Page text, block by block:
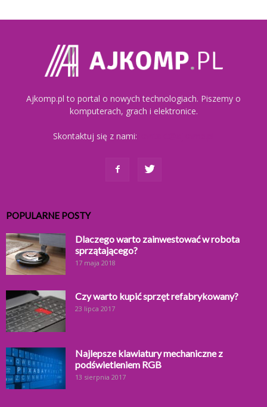
Ajkomp.pl to portal o nowych technologiach. Piszemy o
komputerach, grach i elektronice.
Skontaktuj się z nami:
POPULARNE POSTY
Dlaczego warto zainwestować w robota
sprzątającego?
17 maja 2018
Czy warto kupić sprzęt refabrykowany?
23 lipca 2017
Najlepsze klawiatury mechaniczne z
podświetleniem RGB
13 sierpnia 2017